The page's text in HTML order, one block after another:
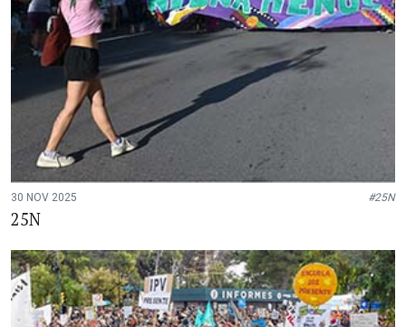
30 NOV 2025 #25N
25N